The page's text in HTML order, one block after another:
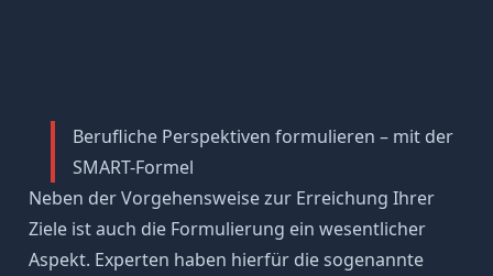
Berufliche Perspektiven formulieren – mit der
SMART-Formel
Neben der Vorgehensweise zur Erreichung Ihrer
Ziele ist auch die Formulierung ein wesentlicher
Aspekt. Experten haben hierfür die sogenannte